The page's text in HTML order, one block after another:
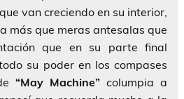
van creciendo en su interior,
más que meras antesalas que
que en su parte final
su poder en los compases
“May Machine” columpia a